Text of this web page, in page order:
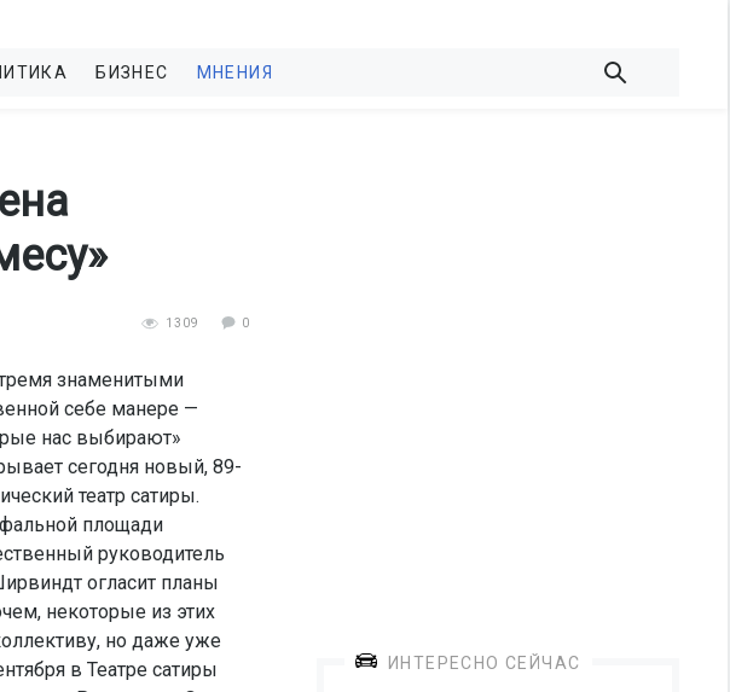
БИЗНЕС МНЕНИЯ
1309 0
знаменитыми
себе манере —
нас выбирают»
сегодня новый, 89-
театр сатиры.
площади
руководитель
огласит планы
некоторые из этих
но даже уже
в Театре сатиры
ИНТЕРЕСНО СЕЙЧАС